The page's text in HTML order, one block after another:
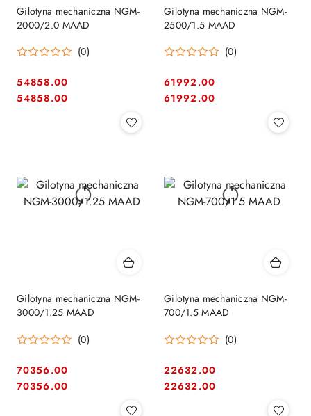
Gilotyna mechaniczna NGM-
2000/2.0 MAAD
(0)
Cena:
54858.00
Cena:
54858.00
Gilotyna mechaniczna NGM-
2500/1.5 MAAD
(0)
Cena:
61992.00
Cena:
61992.00
Gilotyna mechaniczna NGM-
3000/1.25 MAAD
(0)
Cena:
70356.00
Cena:
70356.00
Gilotyna mechaniczna NGM-
700/1.5 MAAD
(0)
Cena:
22632.00
Cena:
22632.00